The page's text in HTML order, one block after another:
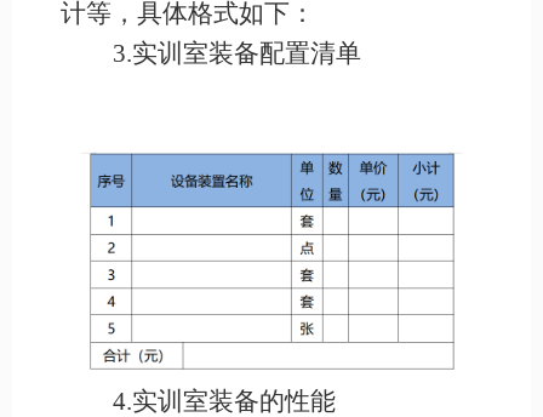
计等，具体格式如下：
3.实训室装备配置清单
4.实训室装备的性能